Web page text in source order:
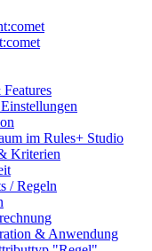
im Rules+ Studio
Kriterien
/ Regeln
& Anwendung